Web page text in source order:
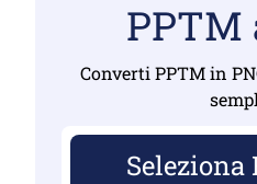
PPTM
Converti PPTM in
Seleziona